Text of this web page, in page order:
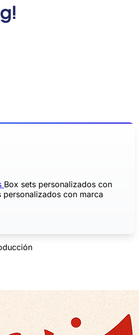
Box sets personalizados con
personalizados con marca